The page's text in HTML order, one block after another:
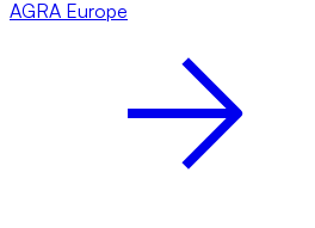
AGRA Europe